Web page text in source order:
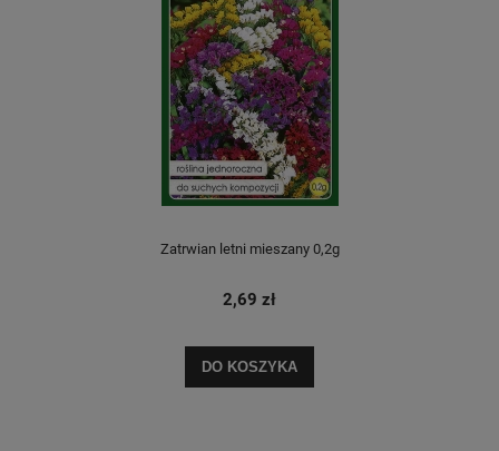
Zatrwian letni mieszany 0,2g
2,69 zł
DO KOSZYKA